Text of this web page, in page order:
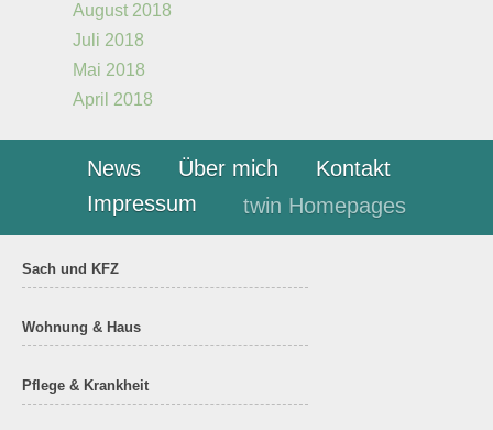
August 2018
Juli 2018
Mai 2018
April 2018
News Über mich
Kontakt
Impressum
twin Homepages
Sach und KFZ
Wohnung & Haus
Pflege & Krankheit